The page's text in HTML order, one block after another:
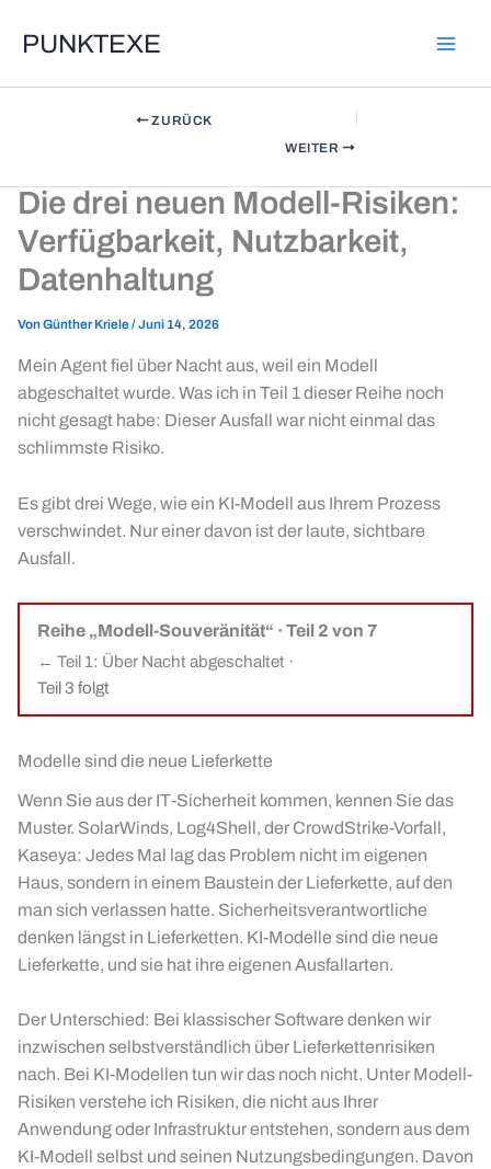
InhaltPUNKTEXE
Die drei neuen Modell-Risiken:
Verfügbarkeit, Nutzbarkeit,
Datenhaltung
VonGünther Kriele/Juni 14, 2026
Mein Agent fiel über Nacht aus, weil ein Modell
abgeschaltet wurde. Was ich in Teil 1 dieser Reihe noch
nicht gesagt habe: Dieser Ausfall war nicht einmal das
schlimmste Risiko.
Es gibt drei Wege, wie ein KI-Modell aus Ihrem Prozess
verschwindet. Nur einer davon ist der laute, sichtbare
Ausfall.
Reihe „Modell-Souveränität“ · Teil 2 von 7
← Teil 1: Über Nacht abgeschaltet ·
Teil 3 folgt
Modelle sind die neue Lieferkette
Wenn Sie aus der IT-Sicherheit kommen, kennen Sie das
Muster. SolarWinds, Log4Shell, der CrowdStrike-Vorfall,
Kaseya: Jedes Mal lag das Problem nicht im eigenen
Haus, sondern in einem Baustein der Lieferkette, auf den
man sich verlassen hatte. Sicherheitsverantwortliche
denken längst in Lieferketten. KI-Modelle sind die neue
Lieferkette, und sie hat ihre eigenen Ausfallarten.
Der Unterschied: Bei klassischer Software denken wir
inzwischen selbstverständlich über Lieferkettenrisiken
nach. Bei KI-Modellen tun wir das noch nicht. Unter Modell-
Risiken verstehe ich Risiken, die nicht aus Ihrer
Anwendung oder Infrastruktur entstehen, sondern aus dem
KI-Modell selbst und seinen Nutzungsbedingungen. Davon
ZURÜCK
WEITER